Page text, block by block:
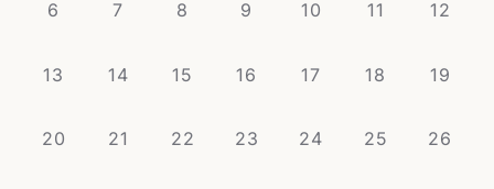
vues
0
6
0
7
0
8
0
9
0
10
0
11
0
12
0
13
0
14
0
15
0
16
0
17
0
18
0
19
0
20
0
21
0
22
0
23
0
24
0
25
0
26